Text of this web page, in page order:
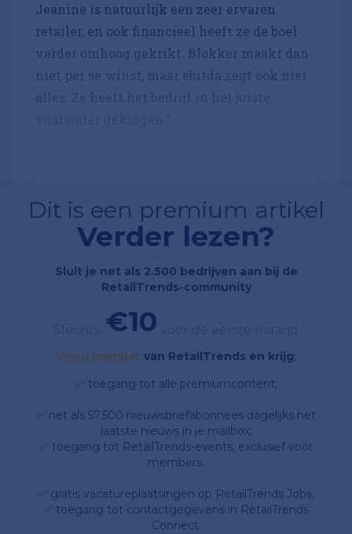
Jeanine is natuurlijk een zeer ervaren
retailer, en ook financieel heeft ze de boel
verder omhoog gekrikt. Blokker maakt dan
niet per se winst, maar ebitda zegt ook niet
Dit is een premium artikel
Verder lezen?
Sluit je net als 2.500 bedrijven aan bij de
RetailTrends-community
€10
Word member van RetailTrends en krijg;
✅ toegang tot alle premiumcontent;
✅ net als 57.500 nieuwsbriefabonnees dagelijks het
laatste nieuws in je mailbox;
✅ toegang tot RetailTrends-events, exclusief voor
members.
✅ gratis vacatureplaatsingen op RetailTrends Jobs;
✅ toegang tot contactgegevens in RetailTrends
Connect.